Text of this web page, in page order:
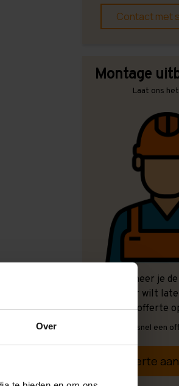
Over
Contact met
Montage
Laat ons
Ook wanneer je
ons over wilt
graag een offerte
Vrijblijvend, snel een
Offerte